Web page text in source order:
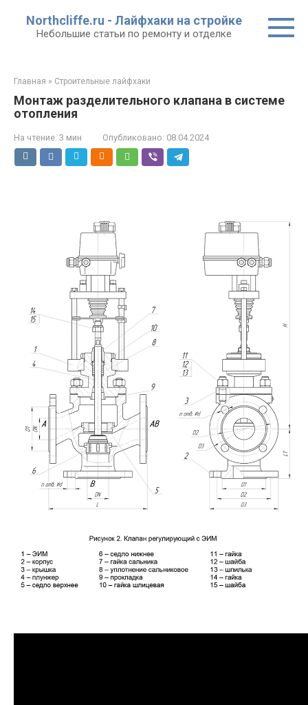
контенту
Northcliffe.ru - Лайфхаки на стройке
Небольшие статьи по ремонту и отделке
Главная » Строительные лайфхаки
Монтаж разделительного клапана в системе
отопления
На чтение: 3 мин Опубликовано: 08.04.2024